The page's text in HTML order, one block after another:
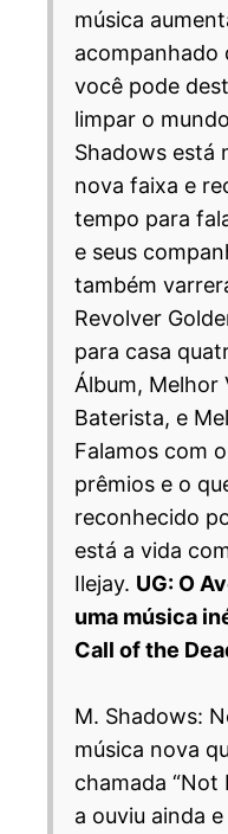
música
acompanhado
você pode
limpar o
Shadows está
nova faixa e
tempo para
e seus
também
Revolver
para casa
Álbum, Melhor
Baterista, e
Falamos com
prêmios e o
reconhecido
está a vida
Ilejay. UG: O
uma música
Call of the
M. Shadows:
música nova
chamada “Not
a ouviu ainda